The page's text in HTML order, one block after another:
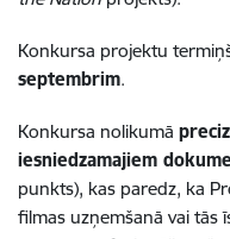
Konkursa projektu
septembrim.
Konkursa nolikumā
iesniedzamajiem
punkts), kas paredz, ka
filmas uzņemšanā vai tās